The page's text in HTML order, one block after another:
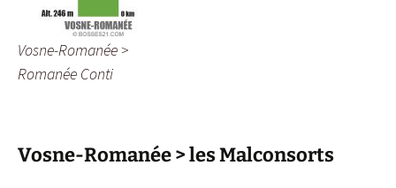
Vosne-Romanée >
Romanée Conti
Vosne-Romanée > les Malconsorts